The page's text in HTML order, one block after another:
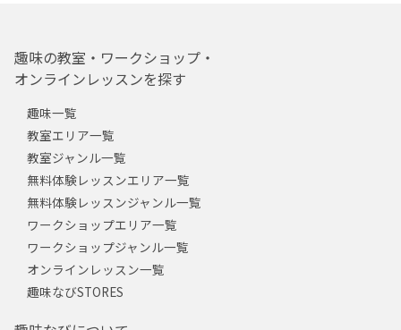
趣味の教室・ワークショップ・
オンラインレッスンを探す
趣味一覧
教室エリア一覧
教室ジャンル一覧
無料体験レッスンエリア一覧
無料体験レッスンジャンル一覧
ワークショップエリア一覧
ワークショップジャンル一覧
オンラインレッスン一覧
趣味なびSTORES